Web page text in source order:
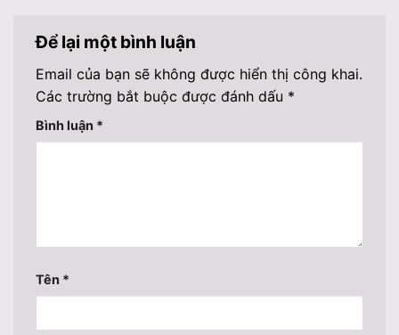
Để lại một bình luận
Email của bạn sẽ không được hiển thị công khai.
Các trường bắt buộc được đánh dấu *
Bình luận *
Tên *